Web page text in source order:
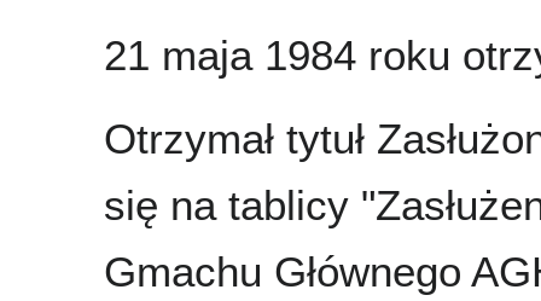
21 maja 1984 roku
Otrzymał tytuł
się na tablicy
Gmachu Głównego